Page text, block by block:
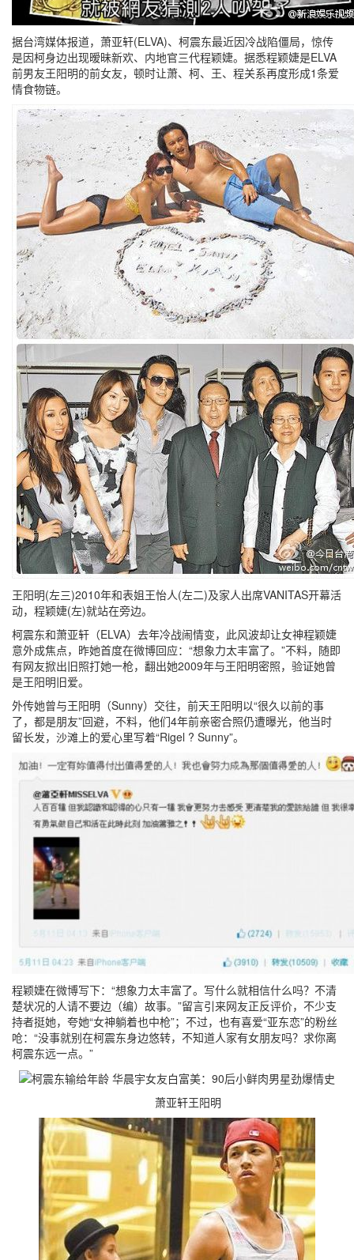
据台湾媒体报道，萧亚轩(ELVA)、柯震东最近因冷战陷僵局，惊传
是因柯身边出现暧昧新欢、内地官三代程颖婕。据悉程颖婕是ELVA
前男友王阳明的前女友，顿时让萧、柯、王、程关系再度形成1条爱
情食物链。
王阳明(左三)2010年和表姐王怡人(左二)及家人出席VANITAS开幕活
动，程颖婕(左)就站在旁边。
柯震东和萧亚轩（ELVA）去年冷战闹情变，此风波却让女神程颖婕
意外成焦点，昨她首度在微博回应：“想象力太丰富了。”不料，随即
有网友掀出旧照打她一枪，翻出她2009年与王阳明密照，验证她曾
是王阳明旧爱。
外传她曾与王阳明（Sunny）交往，前天王阳明以“很久以前的事
了，都是朋友”回避，不料，他们4年前亲密合照仍遭曝光，他当时
留长发，沙滩上的爱心里写着“Rigel ? Sunny”。
程颖婕在微博写下：“想象力太丰富了。写什么就相信什么吗？不清
楚状况的人请不要边（编）故事。”留言引来网友正反评价，不少支
持者挺她，夸她“女神躺着也中枪”；不过，也有喜爱“亚东恋”的粉丝
呛：“没事就别在柯震东身边悠转，不知道人家有女朋友吗？求你离
柯震东远一点。”
萧亚轩王阳明